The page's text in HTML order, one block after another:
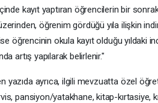
kayıt yaptıran öğrencilerin bir
öğrenim gördüğü yıla ilişkin
öğrencinin okula kayıt olduğu yıldaki
artış yapılarak belirlenir."
yazıda ayrıca, ilgili mevzuatta özel
pansiyon/yatakhane, kitap-kırtasiye,